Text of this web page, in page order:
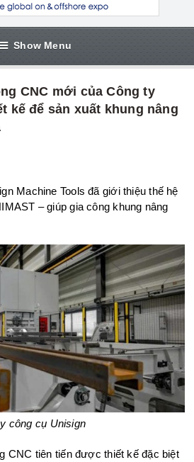
Show Menu
CNC mới của Công ty
kế để sản xuất khung nâng
– giúp gia công khung nâng
công cụ Unisign
CNC tiên tiến được thiết kế đặc biệt